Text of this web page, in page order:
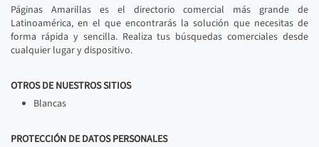
Páginas Amarillas es el directorio comercial más grande de
Latinoamérica, en el que encontrarás la solución que necesitas de
forma rápida y sencilla. Realiza tus búsquedas comerciales desde
cualquier lugar y dispositivo.
OTROS DE NUESTROS SITIOS
Blancas
PROTECCIÓN DE DATOS PERSONALES